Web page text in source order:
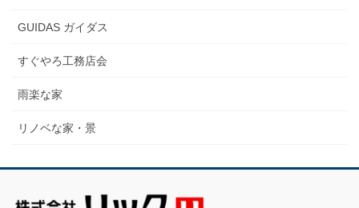
GUIDAS ガイダス
すぐやろ工務店会
雨楽な家
リノベな家・景